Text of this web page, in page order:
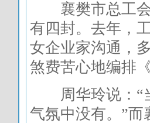
襄樊市总工会
有四封。去年，
女企业家沟通，
煞费苦心地编排
周华玲说：“当
气氛中没有。”